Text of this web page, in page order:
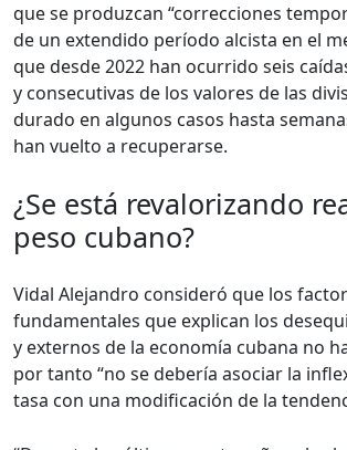
que se produzcan “correcciones
de un extendido período alcista en el
que desde 2022 han ocurrido seis
y consecutivas de los valores de las
durado en algunos casos hasta
han vuelto a recuperarse.
¿Se está revalorizando
peso cubano?
Vidal Alejandro consideró que los
fundamentales que explican los
y externos de la economía cubana no
por tanto “no se debería asociar la
tasa con una modificación de la